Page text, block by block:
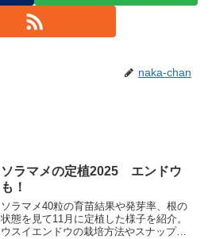
naka-chan
ソラマメの定植2025 エンドウ
も！
ソラマメ40粒の育苗結果や発芽率、根の
状態を見て11月に定植した様子を紹介。
ウスイエンドウの栽培方法やスナップエ